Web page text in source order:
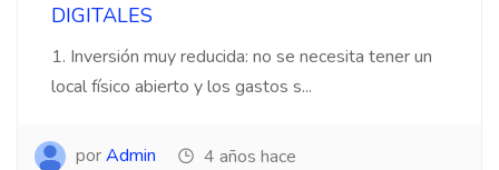
DIGITALES
1. Inversión muy reducida: no se necesita tener un
local físico abierto y los gastos s...
porAdmin 4 años hace